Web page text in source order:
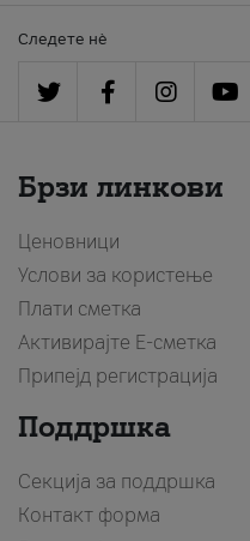
Следете нè
Брзи линкови
Ценовници
Услови за користење
Плати сметка
Активирајте Е-сметка
Припејд регистрација
Поддршка
Секција за поддршка
Контакт форма